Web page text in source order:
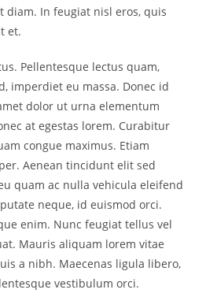
diam. In feugiat nisl eros, quis
et.
Pellentesque lectus quam,
imperdiet eu massa. Donec id
dolor ut urna elementum
at egestas lorem. Curabitur
congue maximus. Etiam
Aenean tincidunt elit sed
quam ac nulla vehicula eleifend
neque, id euismod orci.
enim. Nunc feugiat tellus vel
Mauris aliquam lorem vitae
a nibh. Maecenas ligula libero,
vestibulum orci.